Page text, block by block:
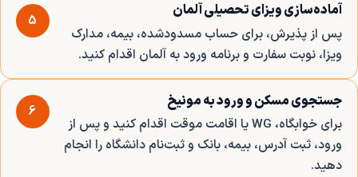
5
آماده‌سازی ویزای تحصیلی آلمان
پس از پذیرش، برای حساب مسدودشده، بیمه، مدارک
ویزا، نوبت سفارت و برنامه ورود به آلمان اقدام کنید.
6
جستجوی مسکن و ورود به مونیخ
برای خوابگاه، WG یا اقامت موقت اقدام کنید و پس از
ورود، ثبت آدرس، بیمه، بانک و ثبت‌نام دانشگاه را انجام
دهید.